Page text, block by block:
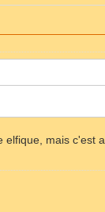
mais c'est